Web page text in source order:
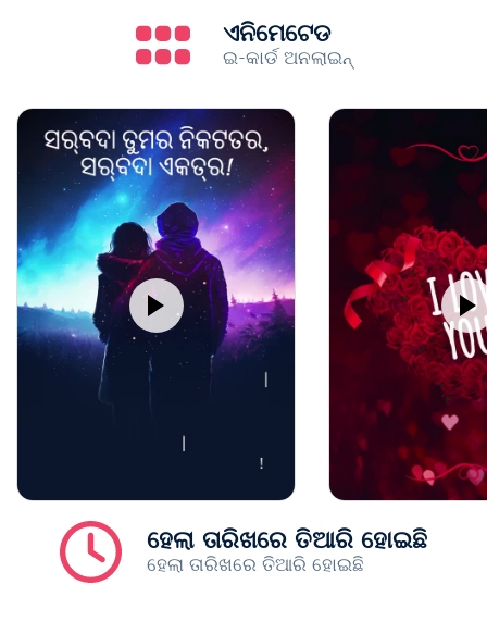
ଏନିମେଟେଡ
ଇ-କାର୍ଡ ଅନଲାଇନ୍
ହେଲା ତାରିଖରେ ତିଆରି ହୋଇଛି
ହେଲା ତାରିଖରେ ତିଆରି ହୋଇଛି